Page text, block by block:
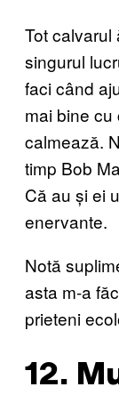
Tot calvarul
singurul
faci când
mai bine
calmează.
timp Bob
Că au și ei
enervante.
Notă
asta m-a
prieteni
12.